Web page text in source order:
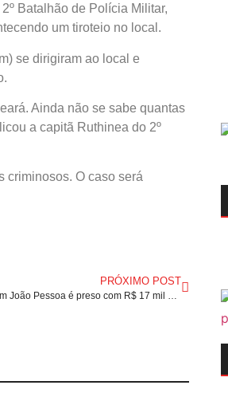
Batalhão de Polícia Militar,
um tiroteio no local.
se dirigiram ao local e
Ainda não se sabe quantas
a capitã Ruthinea do 2º
criminosos. O caso será
PRÓXIMO POST
Suspeito de assaltar banco em João Pessoa é preso com R$ 17 mil em Campina Grande/PB.